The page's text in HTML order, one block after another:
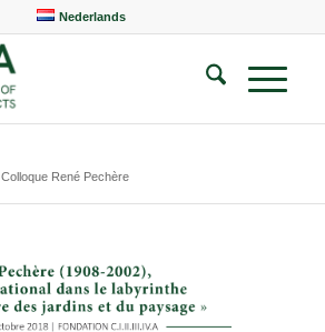
Nederlands
Colloque René Pechère